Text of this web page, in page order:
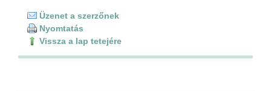
Üzenet a szerzőnek
Nyomtatás
Vissza a lap tetejére